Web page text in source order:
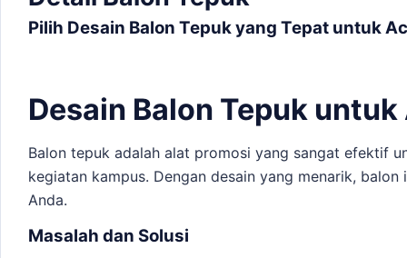
Pilih Desain Balon Tepuk yang Tepat untuk
Desain Balon Tepuk
Balon tepuk adalah alat promosi yang sangat efektif
kegiatan kampus. Dengan desain yang menarik,
Anda.
Masalah dan Solusi